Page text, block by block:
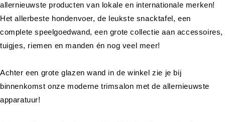
allernieuwste producten van lokale en internationale merken!
Het allerbeste hondenvoer, de leukste snacktafel, een
complete speelgoedwand, een grote collectie aan accessoires,
tuigjes, riemen en manden én nog veel meer!
Achter een grote glazen wand in de winkel zie je bij
binnenkomst onze moderne trimsalon met de allernieuwste
apparatuur!